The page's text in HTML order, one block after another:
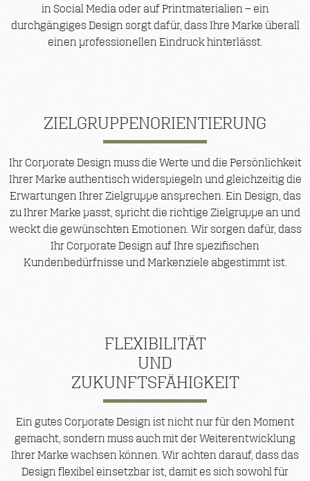
in Social Media oder auf Printmaterialien – ein
durchgängiges Design sorgt dafür, dass Ihre Marke überall
einen professionellen Eindruck hinterlässt.
ZIELGRUPPENORIENTIERUNG
Ihr Corporate Design muss die Werte und die Persönlichkeit
Ihrer Marke authentisch widerspiegeln und gleichzeitig die
Erwartungen Ihrer Zielgruppe ansprechen. Ein Design, das
zu Ihrer Marke passt, spricht die richtige Zielgruppe an und
weckt die gewünschten Emotionen. Wir sorgen dafür, dass
Ihr Corporate Design auf Ihre spezifischen
Kundenbedürfnisse und Markenziele abgestimmt ist.
FLEXIBILITÄT
UND
ZUKUNFTSFÄHIGKEIT
Ein gutes Corporate Design ist nicht nur für den Moment
gemacht, sondern muss auch mit der Weiterentwicklung
Ihrer Marke wachsen können. Wir achten darauf, dass das
Design flexibel einsetzbar ist, damit es sich sowohl für